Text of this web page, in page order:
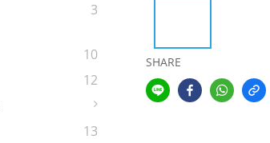
3
10
12
13
SHARE